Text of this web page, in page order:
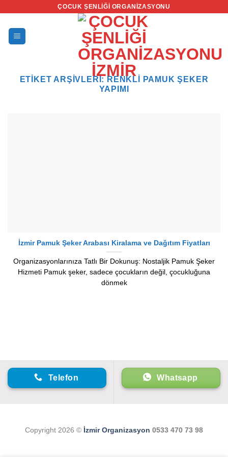
ÇOCUK ŞENLIĞI ORGANIZASYONU
ETIKET ARŞIVLERI: RENKLI PAMUK ŞEKER
YAPIMI
İzmir Pamuk Şeker Arabası Kiralama ve Dağıtım Fiyatları
Organizasyonlarınıza Tatlı Bir Dokunuş: Nostaljik Pamuk Şeker
Hizmeti Pamuk şeker, sadece çocukların değil, çocukluğuna
dönmek
Telefon Whatsapp
Copyright 2026 © İzmir Organizasyon 0533 470 73 98